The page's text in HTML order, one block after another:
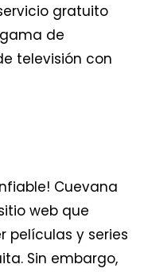
gratuito
de
televisión con
Cuevana
web que
películas y series
Sin embargo,